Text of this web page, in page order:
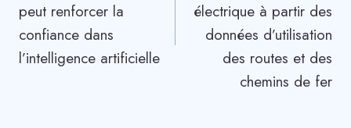
peut renforcer la
confiance dans
l’intelligence artificielle
électrique à partir des
données d’utilisation
des routes et des
chemins de fer